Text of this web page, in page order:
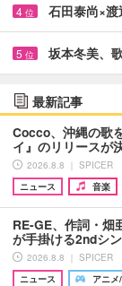
4 位 石田泰尚×
5 位 坂本冬美、
最新記事
Cocco、沖縄の歌
イ』のリリース
2026.8.8 ｜ SPICER
ニュース
音楽
RE-GE、作詞・畑
が手掛ける2ndシ
2026.8.8 ｜ SPICER
ニュース
アニ